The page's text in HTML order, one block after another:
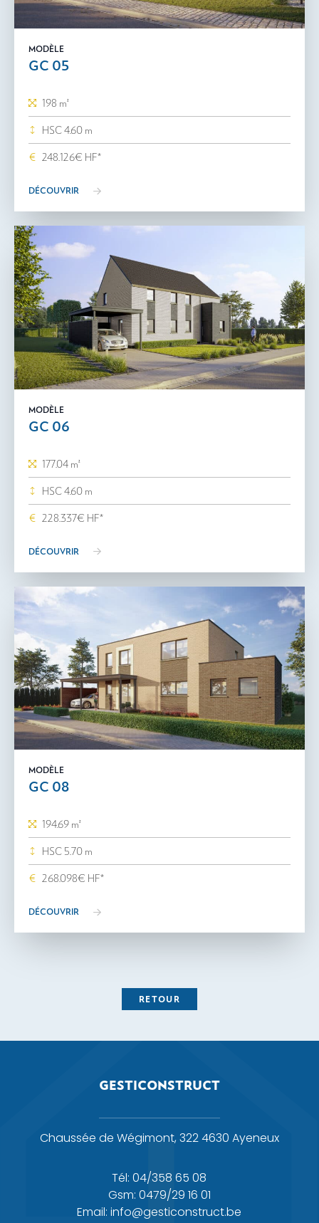
MODÈLE
GC 05
198 m²
HSC 4.60 m
248.126€ HF*
DÉCOUVRIR
MODÈLE
GC 06
177.04 m²
HSC 4.60 m
228.337€ HF*
DÉCOUVRIR
MODÈLE
GC 08
194.69 m²
HSC 5.70 m
268.098€ HF*
DÉCOUVRIR
RETOUR
GESTICONSTRUCT
Chaussée de Wégimont, 322 4630 Ayeneux
Tél: 04/358 65 08
Gsm: 0479/29 16 01
Email: info@gesticonstruct.be